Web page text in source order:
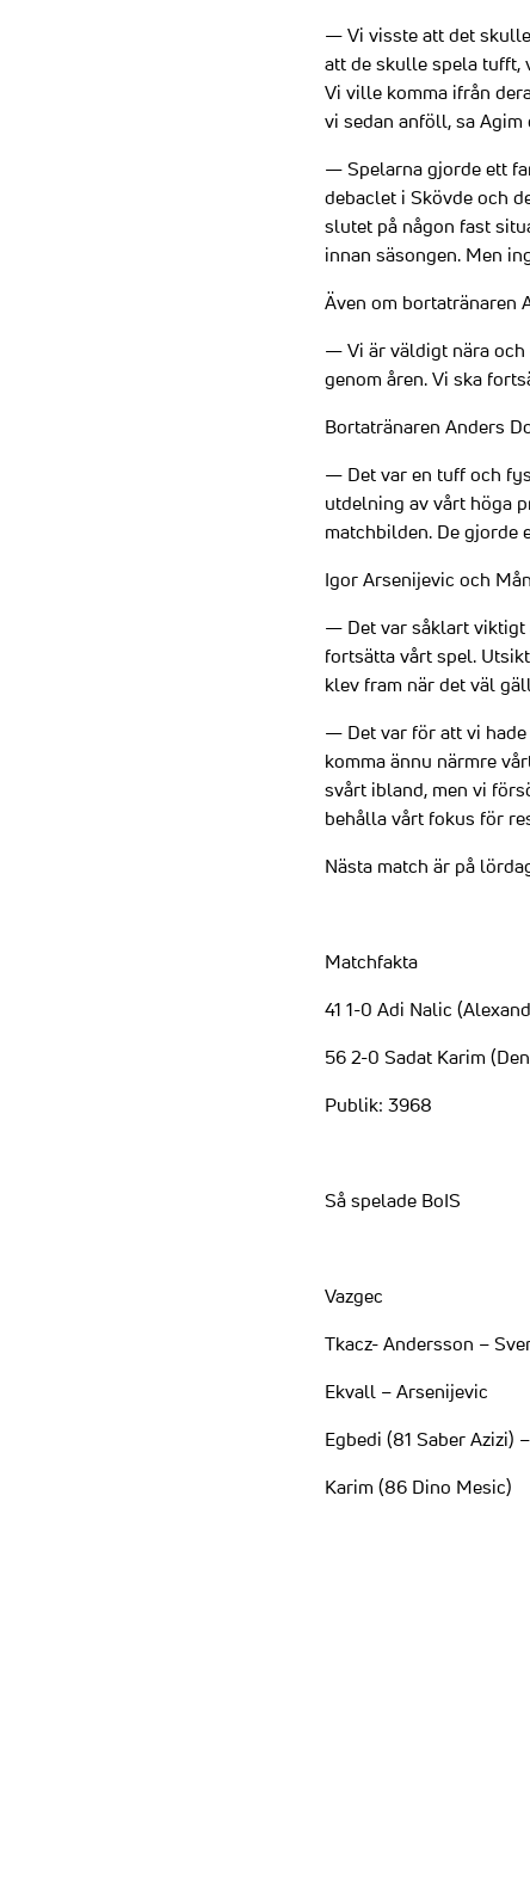
— Vi visste att det
att de skulle spela tufft,
Vi ville komma ifrån
vi sedan anföll, sa Agim
— Spelarna gjorde ett
debaclet i Skövde och
slutet på någon fast
innan säsongen. Men
Även om bortatränaren
— Vi är väldigt nära och
genom åren. Vi ska
Bortatränaren Anders
— Det var en tuff och
utdelning av vårt höga
matchbilden. De gjorde
Igor Arsenijevic och
— Det var såklart viktigt
fortsätta vårt spel.
klev fram när det väl
— Det var för att vi
komma ännu närmre
svårt ibland, men vi
behålla vårt fokus för
Nästa match är på
Matchfakta
41 1-0 Adi Nalic
56 2-0 Sadat Karim
Publik: 3968
Så spelade BoIS
Vazgec
Tkacz- Andersson –
Ekvall – Arsenijevic
Egbedi (81 Saber Azizi)
Karim (86 Dino Mesic)